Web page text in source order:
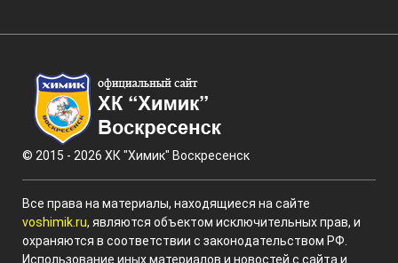
© 2015 - 2026 ХК "Химик" Воскресенск
Все права на материалы, находящиеся на сайте
voshimik.ru, являются объектом исключительных прав, и
охраняются в соответствии с законодательством РФ.
Использование иных материалов и новостей с сайта и